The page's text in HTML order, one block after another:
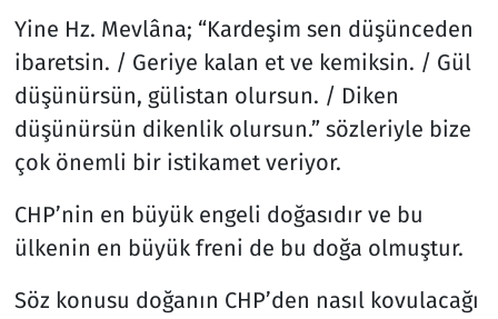
Yine Hz. Mevlâna; “Kardeşim sen düşünceden
ibaretsin. / Geriye kalan et ve kemiksin. / Gül
düşünürsün, gülistan olursun. / Diken
düşünürsün dikenlik olursun.” sözleriyle bize
çok önemli bir istikamet veriyor.
CHP’nin en büyük engeli doğasıdır ve bu
ülkenin en büyük freni de bu doğa olmuştur.
Söz konusu doğanın CHP’den nasıl kovulacağı